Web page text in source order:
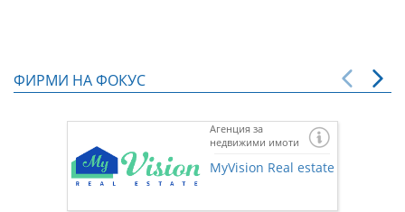
ФИРМИ НА ФОКУС
Агенция за
недвижими имоти
MyVision Real estate